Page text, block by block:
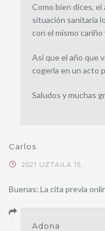
Como bien dices,
situación sanitaria
con el mismo
Así que el año que
cogerla en un acto
Saludos y muchas
Carlos
2021 UZTAILA 15
Buenas: La cita previa
Adona